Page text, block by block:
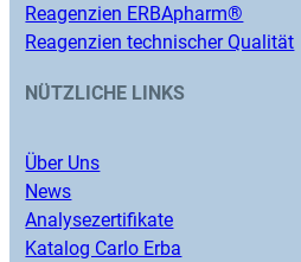
Reagenzien ERBApharm®
Reagenzien technischer Qualität
NÜTZLICHE LINKS
Über Uns
News
Analysezertifikate
Katalog Carlo Erba